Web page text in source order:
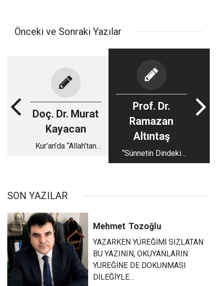
Önceki ve Sonraki Yazılar
Doç. Dr. Murat
Kayacan
Kur’an’da “Allah’tan
Prof. Dr.
Ramazan
Altıntaş
“Sünnetin Dindeki
Yeri” Konferansı..
SON YAZILAR
Mehmet Tozoğlu
YAZARKEN YÜREĞİMİ SIZLATAN
BU YAZININ, OKUYANLARIN
YÜREĞİNE DE DOKUNMASI
DİLEĞİYLE…